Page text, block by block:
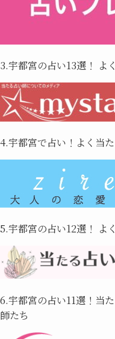
3.宇都宮の占い13選！ よ
4.宇都宮で占い！よく当
5.宇都宮の占い12選！ よ
6.宇都宮の占い11選！当
師たち